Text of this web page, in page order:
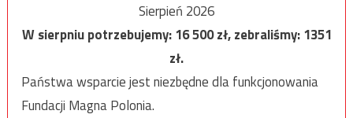
Sierpień 2026
W sierpniu potrzebujemy:16 500zł, zebraliśmy:1351
zł.
Państwa wsparcie jest niezbędne dla funkcjonowania
Fundacji Magna Polonia.